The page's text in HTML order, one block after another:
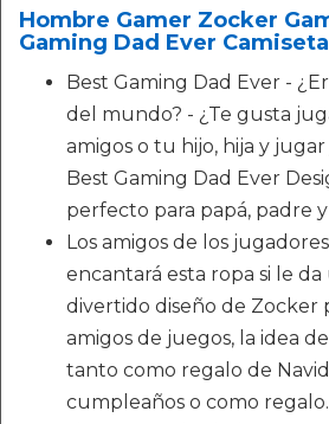
Hombre Gamer Zocker
Gaming Dad Ever Camiseta
Best Gaming Dad Ever -
del mundo? - ¿Te gusta
amigos o tu hijo, hija y
Best Gaming Dad Ever
perfecto para papá, padre
Los amigos de los
encantará esta ropa si le da
divertido diseño de Zocker
amigos de juegos, la idea
tanto como regalo de
cumpleaños o como regalo.